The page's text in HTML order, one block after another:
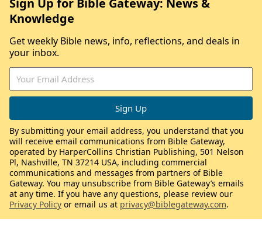
Sign Up for Bible Gateway: News &
Knowledge
Get weekly Bible news, info, reflections, and deals in
your inbox.
By submitting your email address, you understand that you
will receive email communications from Bible Gateway,
operated by HarperCollins Christian Publishing, 501 Nelson
Pl, Nashville, TN 37214 USA, including commercial
communications and messages from partners of Bible
Gateway. You may unsubscribe from Bible Gateway’s emails
at any time. If you have any questions, please review our
Privacy Policy or email us at privacy@biblegateway.com.